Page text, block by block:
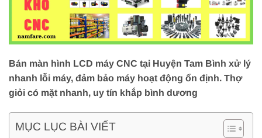
Bán màn hình LCD máy CNC tại Huyện Tam Bình xử lý
nhanh lỗi máy, đảm bảo máy hoạt động ổn định. Thợ
giỏi có mặt nhanh, uy tín khắp bình dương
MỤC LỤC BÀI VIẾT